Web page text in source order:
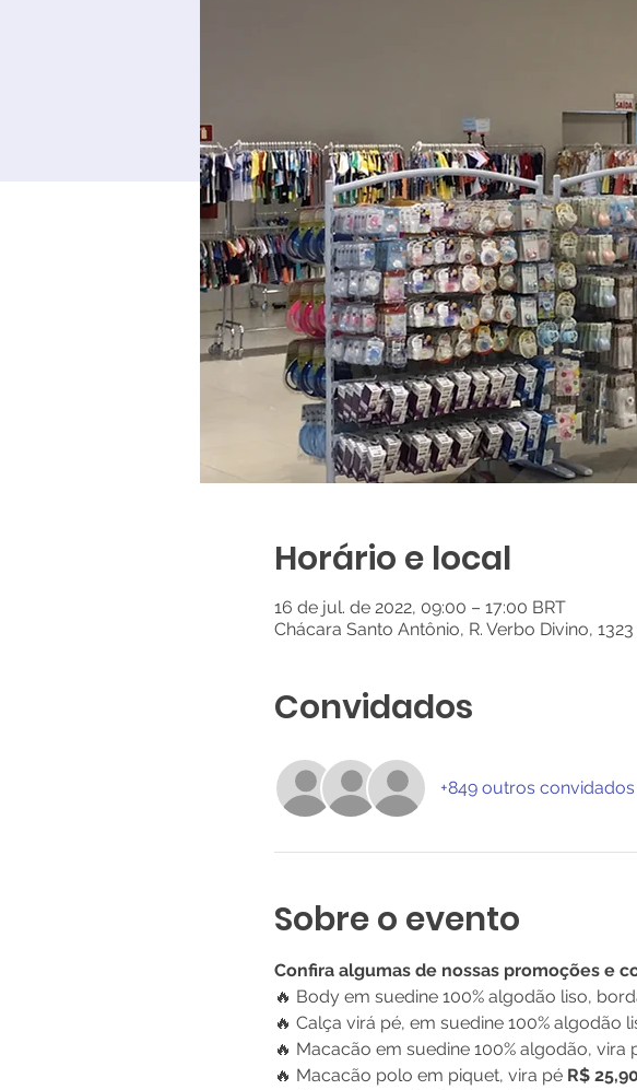
Horário e local
16 de jul. de 2022, 09:00 – 17:00 BRT
Chácara Santo Antônio, R. Verbo Divino,
Convidados
+849 outros convidados
Sobre o evento
Confira algumas de nossas promoções e
🔥 Body em suedine 100% algodão liso,
🔥 Calça virá pé, em suedine 100%
🔥 Macacão em suedine 100% algodão, vira
🔥 Macacão polo em piquet, vira pé R$ 25,90